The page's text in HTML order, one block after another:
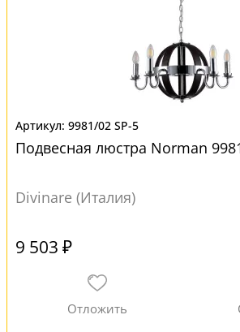
9981/02 SP-5
Подвесная люстра Norman
Divinare (Италия)
9 503 ₽